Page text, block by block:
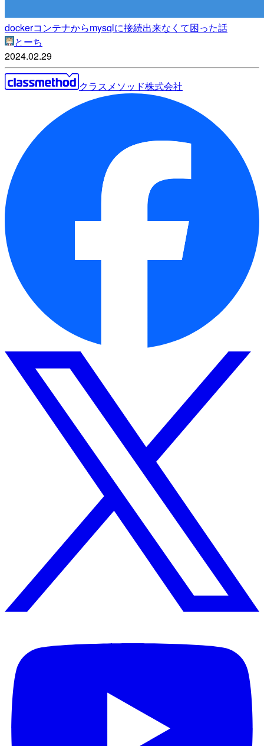
dockerコンテナからmysqlに接続出来なくて困った話
とーち
2024.02.29
クラスメソッド株式会社